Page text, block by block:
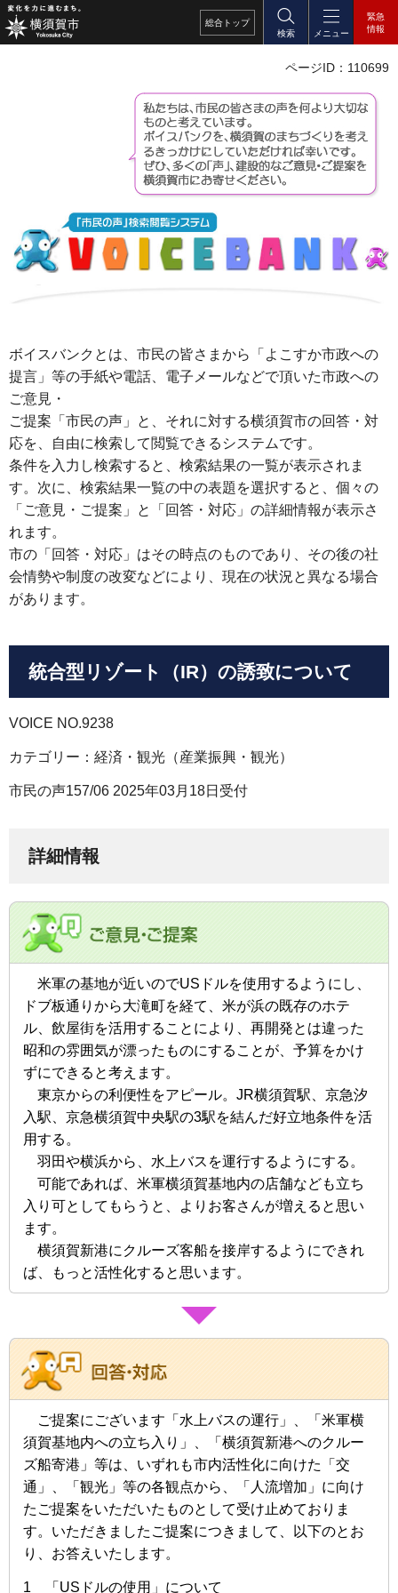
総合 トップ
検索
メニュー
緊急
情報
ページID：110699
ボイスバンクとは、市民の皆さまから「よこすか市政への
提言」等の手紙や電話、電子メールなどで頂いた市政への
ご意見・
ご提案「市民の声」と、それに対する横須賀市の回答・対
応を、自由に検索して閲覧できるシステムです。
条件を入力し検索すると、検索結果の一覧が表示されま
す。次に、検索結果一覧の中の表題を選択すると、個々の
「ご意見・ご提案」と「回答・対応」の詳細情報が表示さ
れます。
市の「回答・対応」はその時点のものであり、その後の社
会情勢や制度の改変などにより、現在の状況と異なる場合
があります。
統合型リゾート（IR）の誘致について
VOICE NO.9238
カテゴリー：経済・観光（産業振興・観光）
市民の声157/06 2025年03月18日受付
詳細情報
米軍の基地が近いのでUSドルを使用するようにし、
ドブ板通りから大滝町を経て、米が浜の既存のホテ
ル、飲屋街を活用することにより、再開発とは違った
昭和の雰囲気が漂ったものにすることが、予算をかけ
ずにできると考えます。
東京からの利便性をアピール。JR横須賀駅、京急汐
入駅、京急横須賀中央駅の3駅を結んだ好立地条件を活
用する。
羽田や横浜から、水上バスを運行するようにする。
可能であれば、米軍横須賀基地内の店舗なども立ち
入り可としてもらうと、よりお客さんが増えると思い
ます。
横須賀新港にクルーズ客船を接岸するようにできれ
ば、もっと活性化すると思います。
ご提案にございます「水上バスの運行」、「米軍横
須賀基地内への立ち入り」、
「横須賀新港へのクルー
ズ船寄港」等は、いずれも市内活性化に向けた「交
通」、
「観光」等の各観点から、「人流増加」に向け
たご提案をいただいたものとして受け止めておりま
す。いただきましたご提案につきまして、以下のとお
り、お答えいたします。
1 「USドルの使用」について